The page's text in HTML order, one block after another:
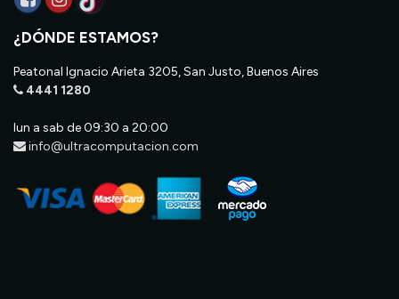
¿DÓNDE ESTAMOS?
Peatonal Ignacio Arieta 3205, San Justo, Buenos Aires
4441 1280
lun a sab de 09:30 a 20:00
info@ultracomputacion.com